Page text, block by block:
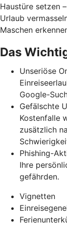
Haustüre setzen
Urlaub
Maschen
Das
Unseriöse
Google-
Gefälschte
Kostenfalle
zusätzlich
Phishing-
Ihre
gefährden.
Vignetten